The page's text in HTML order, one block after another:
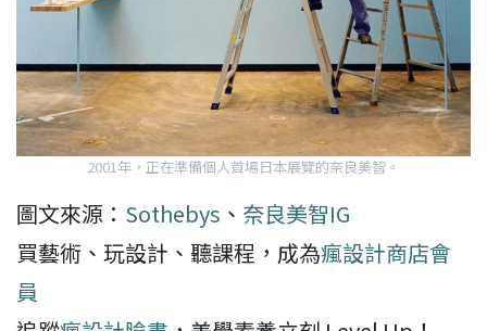
2001年，正在準備個人首場日本展覽的奈良美智。
圖文來源： Sothebys 、 奈良美智IG
買藝術、玩設計、聽課程，成為瘋設計商店會
員